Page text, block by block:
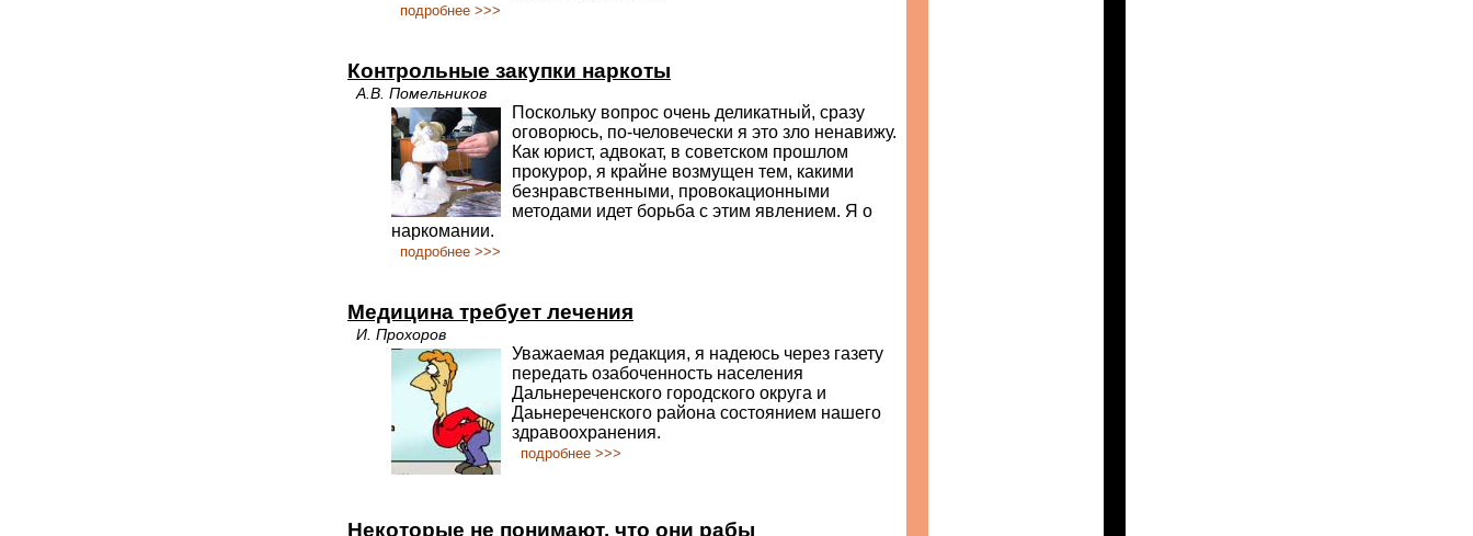
подробнее >>>
Контрольные закупки наркоты
А.В. Помельников
Поскольку вопрос очень деликатный, сразу
оговорюсь, по-человечески я это зло ненавижу.
Как юрист, адвокат, в советском прошлом
прокурор, я крайне возмущен тем, какими
безнравственными, провокационными
методами идет борьба с этим явлением. Я о
наркомании.
подробнее >>>
Медицина требует лечения
И. Прохоров
Уважаемая редакция, я надеюсь через газету
передать озабоченность населения
Дальнереченского городского округа и
Даьнереченского района состоянием нашего
здравоохранения.
подробнее >>>
Некоторые не понимают, что они рабы